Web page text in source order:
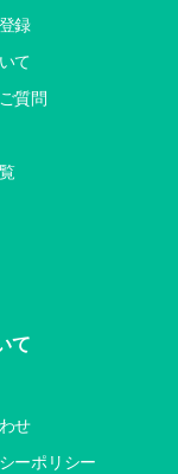
録
て
質問
て
せ
ーポリシー